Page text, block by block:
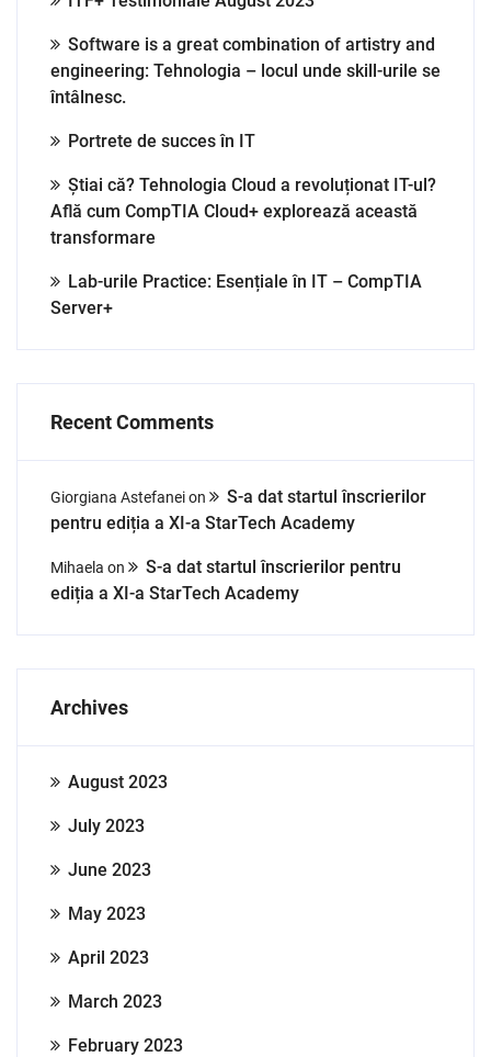
Software is a great combination of artistry and
engineering: Tehnologia – locul unde skill-urile se
întâlnesc.
Portrete de succes în IT
Știai că? Tehnologia Cloud a revoluționat IT-ul?
Află cum CompTIA Cloud+ explorează această
transformare
Lab-urile Practice: Esențiale în IT – CompTIA
Server+
Recent Comments
Giorgiana Astefaneion
S-a dat startul înscrierilor
pentru ediția a XI-a StarTech Academy
Mihaela on
S-a dat startul înscrierilor pentru
ediția a XI-a StarTech Academy
Archives
August 2023
July 2023
June 2023
May 2023
April 2023
March 2023
February 2023